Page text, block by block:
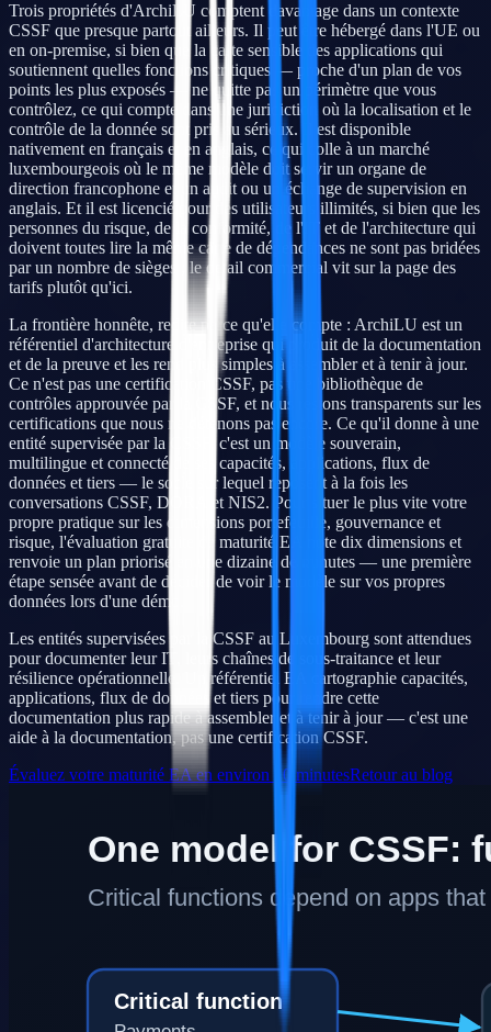
Trois propriétés d'ArchiLU comptent davantage dans un contexte
CSSF que presque partout ailleurs. Il peut être hébergé dans l'UE ou
en on-premise, si bien que la carte sensible des applications qui
soutiennent quelles fonctions critiques — proche d'un plan de vos
points les plus exposés — ne quitte pas un périmètre que vous
contrôlez, ce qui compte dans une juridiction où la localisation et le
contrôle de la donnée sont pris au sérieux. Il est disponible
nativement en français et en anglais, ce qui colle à un marché
luxembourgeois où le même modèle doit servir un organe de
direction francophone et un audit ou un échange de supervision en
anglais. Et il est licencié pour des utilisateurs illimités, si bien que les
personnes du risque, de la conformité, de l'IT et de l'architecture qui
doivent toutes lire la même carte de dépendances ne sont pas bridées
par un nombre de sièges ; le détail commercial vit sur la page des
tarifs plutôt qu'ici.
La frontière honnête, redite parce qu'elle compte : ArchiLU est un
référentiel d'architecture d'entreprise qui produit de la documentation
et de la preuve et les rend plus simples à assembler et à tenir à jour.
Ce n'est pas une certification CSSF, pas une bibliothèque de
contrôles approuvée par la CSSF, et nous restons transparents sur les
certifications que nous ne détenons pas encore. Ce qu'il donne à une
entité supervisée par la CSSF, c'est un modèle souverain,
multilingue et connecté de ses capacités, applications, flux de
données et tiers — le socle sur lequel reposent à la fois les
conversations CSSF, DORA et NIS2. Pour situer le plus vite votre
propre pratique sur les dimensions portefeuille, gouvernance et
risque, l'évaluation gratuite de maturité EA note dix dimensions et
renvoie un plan priorisé en une dizaine de minutes — une première
étape sensée avant de décider de voir le modèle sur vos propres
données lors d'une démo.
Les entités supervisées par la CSSF au Luxembourg sont attendues
pour documenter leur IT, leurs chaînes de sous-traitance et leur
résilience opérationnelle. Un référentiel EA cartographie capacités,
applications, flux de données et tiers pour rendre cette
documentation plus rapide à assembler et à tenir à jour — c'est une
aide à la documentation, pas une certification CSSF.
Évaluez votre maturité EA en environ 10 minutesRetour au blog